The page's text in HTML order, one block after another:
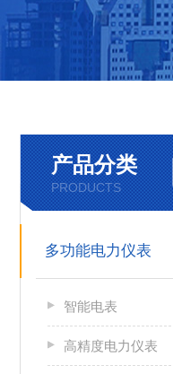
产品分类
PRODUCTS
多功能电力仪表
智能电表
高精度电力仪表